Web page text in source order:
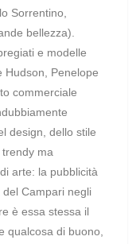
Sorrentino,
bellezza).
e modelle
Hudson, Penelope
commerciale
design, dello stile
ma
arte: la pubblicità
Campari negli
è essa stessa il
qualcosa di buono,